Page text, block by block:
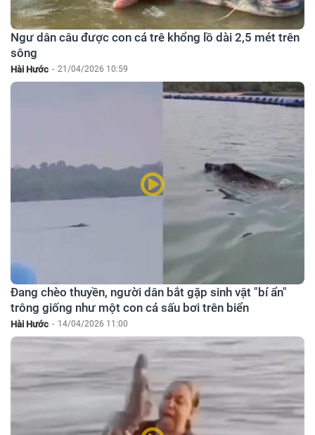
Ngư dân câu được con cá trê khổng lồ dài 2,5 mét trên
sông
Hài Hước - 21/04/2026 10:59
Đang chèo thuyền, người dân bắt gặp sinh vật "bí ẩn"
trông giống như một con cá sấu bơi trên biển
Hài Hước - 14/04/2026 11:00